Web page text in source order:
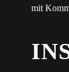
mit